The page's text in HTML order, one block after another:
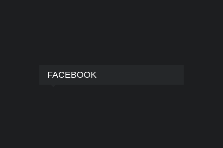
FACEBOOK